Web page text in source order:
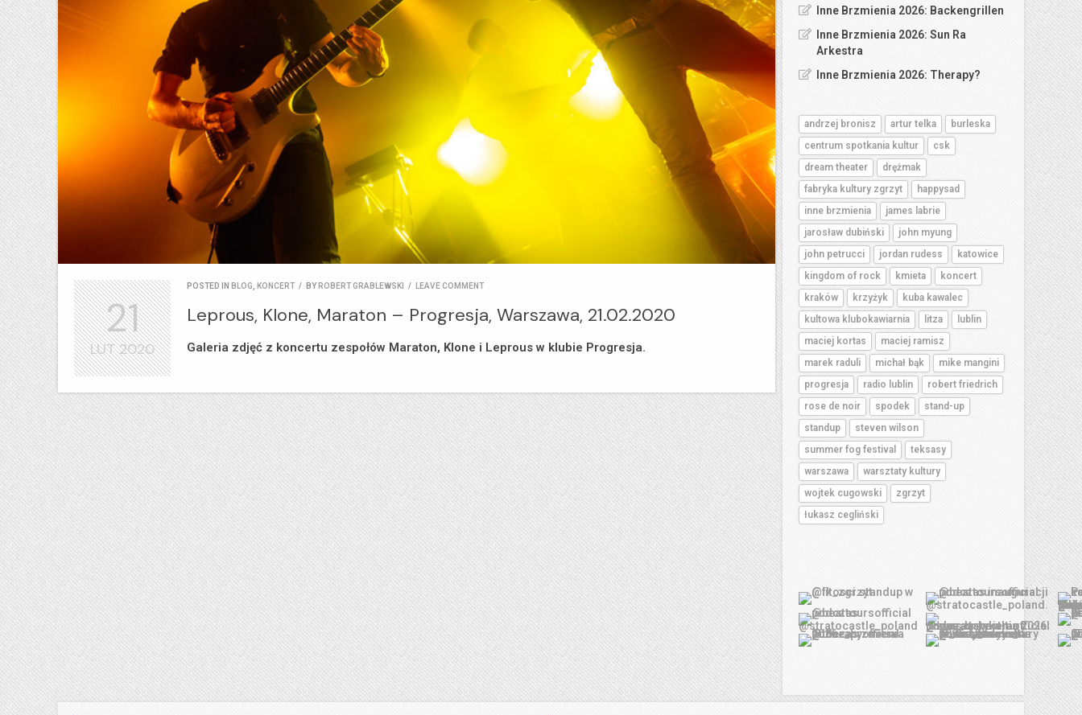
POSTED IN BLOG KONCERT / BY ROBERT GRABLEWSKI / LEAVE COMMENT
Leprous, Klone, Maraton – Progresja, Warszawa, 21.02.2020
Galeria zdjęć z koncertu zespołów Maraton, Klone i Leprous w klubie Progresja.
21
LUT2020
Inne Brzmienia 2026: Backengrillen
Inne Brzmienia 2026: Sun Ra
Arkestra
Inne Brzmienia 2026: Therapy?
andrzej bronisz artur telka
burleska
centrum spotkania kultur
csk
dream theater
drężmak
fabryka kultury zgrzyt
happysad
inne brzmienia
james labrie
jarosław dubiński
john myung
john petrucci
jordan rudess
katowice
kingdom of rock
kmieta
koncert
kraków
krzyżyk
kuba kawalec
kultowa klubokawiarnia
litza
lublin
maciej kortas
maciej ramisz
marek raduli
michał bąk
mike mangini
progresja
radio lublin
robert friedrich
rose de noir
spodek
stand-up
standup
steven wilson
summer fog festival
teksasy
warszawa
warsztaty kultury
wojtek cugowski
zgrzyt
łukasz cegliński